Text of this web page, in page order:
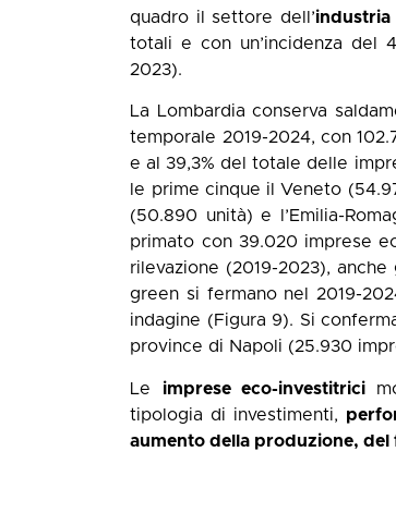
quadro il settore dell’industria
totali e con un’incidenza del
2023).
La Lombardia conserva
temporale 2019-2024, con
e al 39,3% del totale delle
le prime cinque il Veneto
(50.890 unità) e l’Emilia-
primato con 39.020 imprese
rilevazione (2019-2023),
green si fermano nel 2019-
indagine (Figura 9). Si
province di Napoli (25.930
Le imprese eco-investitrici
tipologia di investimenti,
aumento della produzione,